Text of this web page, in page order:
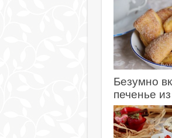
Безумно
печенье
11.07.2026